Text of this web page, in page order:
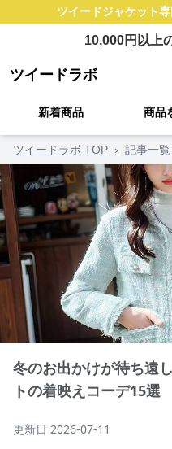
ツイードジャケット
10,000円以上
ツイードラボ
新着商品 商品
ツイードラボ TOP › 記事一覧
冬のお出かけが待ち遠
トの着映えコーデ15選
更新日 2026-07-11